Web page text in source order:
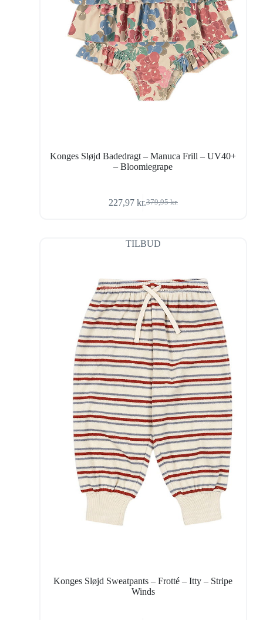
Konges Sløjd Badedragt – Manuca Frill – UV40+
– Bloomiegrape
379,95kr.
Den
var:
379,95 kr..
227,97 kr.Den
er:
227,97 kr..
TILBUD
Konges Sløjd Sweatpants – Frotté – Itty – Stripe
Winds